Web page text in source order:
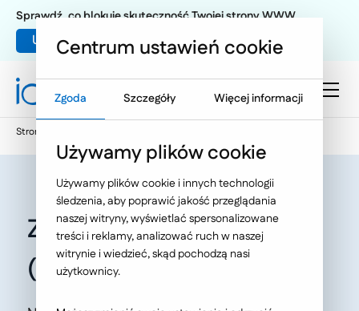
Umów warsztat UX
Sprawdź, co blokuje skuteczność Twojej strony WWW
Strona główna
Zawód: Specjaliści ds. UX
(Kariera w marketingu)
Centrum ustawień cookie
Zgoda Szczegóły Więcej informacji
Używamy plików cookie
Używamy plików cookie i innych technologii
śledzenia, aby poprawić jakość przeglądania
naszej witryny, wyświetlać spersonalizowane
treści i reklamy, analizować ruch w naszej
witrynie i wiedzieć, skąd pochodzą nasi
użytkownicy.